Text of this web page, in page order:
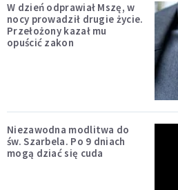
W dzień odprawiał Mszę, w
nocy prowadził drugie życie.
Przełożony kazał mu
opuścić zakon
Niezawodna modlitwa do
św. Szarbela. Po 9 dniach
mogą dziać się cuda